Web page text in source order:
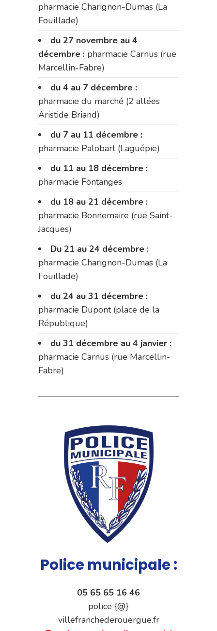
pharmacie Charignon-Dumas (La
Fouillade)
du 27 novembre au 4
décembre : pharmacie Carnus (rue
Marcellin-Fabre)
du 4 au 7 décembre :
pharmacie du marché (2 allées
Aristide Briand)
du 7 au 11 décembre :
pharmacie Palobart (Laguépie)
du 11 au 18 décembre :
pharmacie Fontanges
du 18 au 21 décembre :
pharmacie Bonnemaire (rue Saint-
Jacques)
Du 21 au 24 décembre :
pharmacie Charignon-Dumas (La
Fouillade)
du 24 au 31 décembre :
pharmacie Dupont (place de la
République)
du 31 décembre au 4 janvier :
pharmacie Carnus (rue Marcellin-
Fabre)
Police municipale :
05 65 65 16 46
police {@}
villefranchederouergue.fr